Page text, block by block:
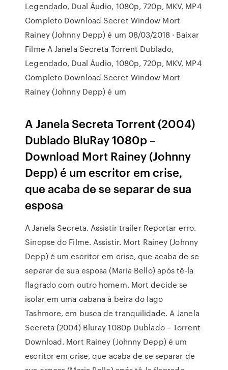
Legendado, Dual Áudio, 1080p, 720p, MKV, MP4
Completo Download Secret Window Mort
Rainey (Johnny Depp) é um 08/03/2018 · Baixar
Filme A Janela Secreta Torrent Dublado,
Legendado, Dual Áudio, 1080p, 720p, MKV, MP4
Completo Download Secret Window Mort
Rainey (Johnny Depp) é um
A Janela Secreta Torrent (2004)
Dublado BluRay 1080p –
Download Mort Rainey (Johnny
Depp) é um escritor em crise,
que acaba de se separar de sua
esposa
A Janela Secreta. Assistir trailer Reportar erro.
Sinopse do Filme. Assistir. Mort Rainey (Johnny
Depp) é um escritor em crise, que acaba de se
separar de sua esposa (Maria Bello) após tê-la
flagrado com outro homem. Mort decide se
isolar em uma cabana à beira do lago
Tashmore, em busca de tranquilidade. A Janela
Secreta (2004) Bluray 1080p Dublado – Torrent
Download. Mort Rainey (Johnny Depp) é um
escritor em crise, que acaba de se separar de